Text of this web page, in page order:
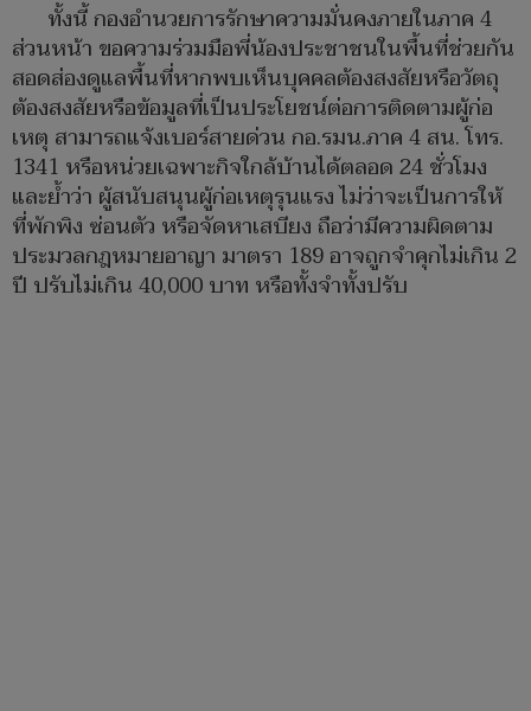
ทั้งนี้ กองอำนวยการรักษาความมั่นคงภายในภาค 4
ส่วนหน้า ขอความร่วมมือพี่น้องประชาชนในพื้นที่ช่วยกัน
สอดส่องดูแลพื้นที่หากพบเห็นบุคคลต้องสงสัยหรือวัตถุ
ต้องสงสัยหรือข้อมูลที่เป็นประโยชน์ต่อการติดตามผู้ก่อ
เหตุ สามารถแจ้งเบอร์สายด่วน กอ.รมน.ภาค 4 สน. โทร.
1341 หรือหน่วยเฉพาะกิจใกล้บ้านได้ตลอด 24 ชั่วโมง
และย้ำว่า ผู้สนับสนุนผู้ก่อเหตุรุนแรง ไม่ว่าจะเป็นการให้
ที่พักพิง ซ่อนตัว หรือจัดหาเสบียง ถือว่ามีความผิดตาม
ประมวลกฎหมายอาญา มาตรา 189 อาจถูกจำคุกไม่เกิน 2
ปี ปรับไม่เกิน 40,000 บาท หรือทั้งจำทั้งปรับ